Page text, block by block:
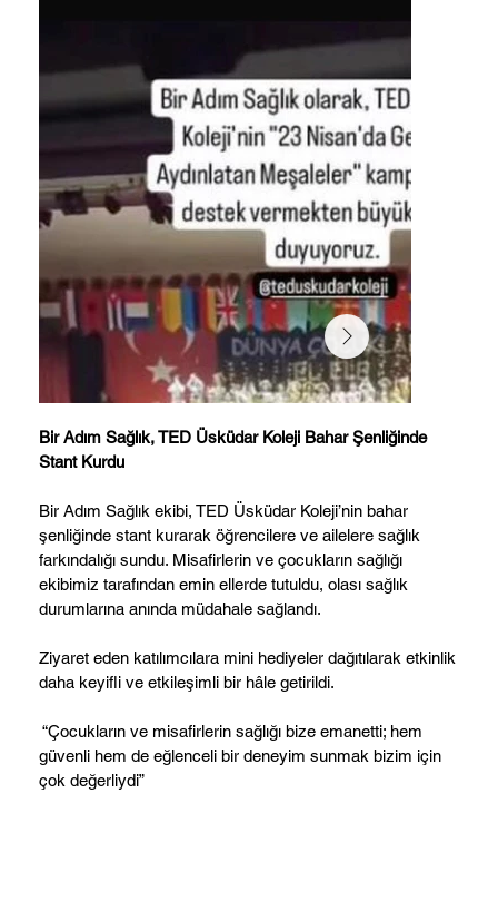
Bir Adım Sağlık, TED Üsküdar Koleji Bahar Şenliğinde
Stant Kurdu
Bir Adım Sağlık ekibi, TED Üsküdar Koleji’nin bahar
şenliğinde stant kurarak öğrencilere ve ailelere sağlık
farkındalığı sundu. Misafirlerin ve çocukların sağlığı
ekibimiz tarafından emin ellerde tutuldu, olası sağlık
durumlarına anında müdahale sağlandı.
Ziyaret eden katılımcılara mini hediyeler dağıtılarak etkinlik
daha keyifli ve etkileşimli bir hâle getirildi.
“Çocukların ve misafirlerin sağlığı bize emanetti; hem
güvenli hem de eğlenceli bir deneyim sunmak bizim için
çok değerliydi”